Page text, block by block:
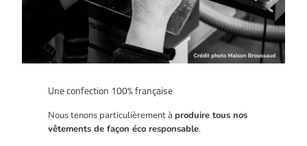
Une confection 100% française
Nous tenons particulièrement àproduire tous nos
vêtements de façon éco responsable.